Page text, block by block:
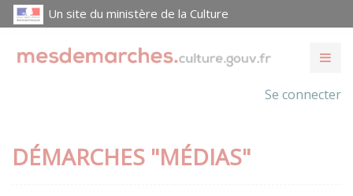
Un site du ministère de la Culture
Se connecter
DÉMARCHES "MÉDIAS"